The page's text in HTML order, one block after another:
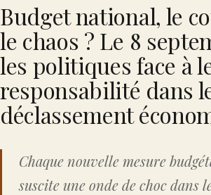
Budget national, le
le chaos ? Le 8
les politiques face à
responsabilité dans
déclassement
Chaque nouvelle mesure
suscite une onde de choc dans